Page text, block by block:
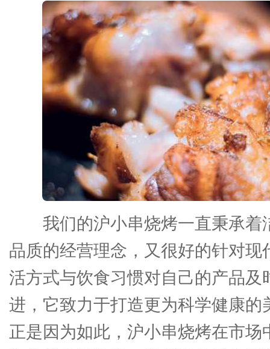
我们的沪小串烧烤一直秉承着
品质的经营理念，又很好的针对现
活方式与饮食习惯对自己的产品及
进，它致力于打造更为科学健康的
正是因为如此，沪小串烧烤在市场